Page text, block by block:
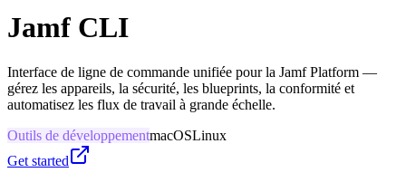
Jamf CLI
Interface de ligne de commande unifiée pour la Jamf Platform —
gérez les appareils, la sécurité, les blueprints, la conformité et
automatisez les flux de travail à grande échelle.
Outils de développementmacOSLinux
Get started